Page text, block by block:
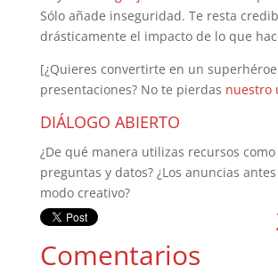
Sólo añade inseguridad. Te resta
drásticamente el impacto de lo que
[¿Quieres convertirte en un
presentaciones? No te pierdas nuestro
DIÁLOGO ABIERTO
¿De qué manera utilizas recursos
preguntas y datos? ¿Los anuncias
modo creativo?
Comentarios